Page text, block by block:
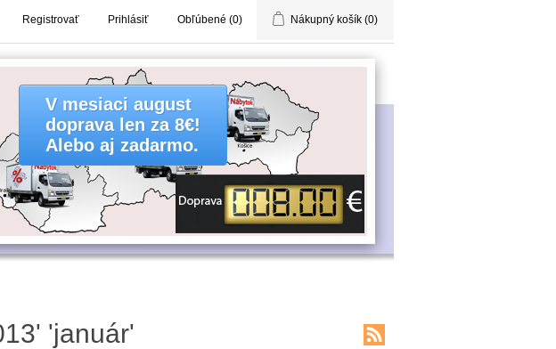
Registrovať Prihlásiť Obľúbené (0) Nákupný košík (0)
'január'